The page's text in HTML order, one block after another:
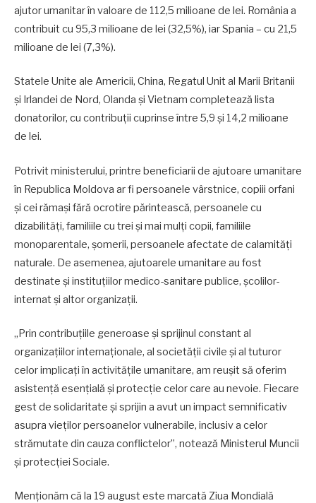
ajutor umanitar în valoare de 112,5 milioane de lei. România a
contribuit cu 95,3 milioane de lei (32,5%), iar Spania – cu 21,5
milioane de lei (7,3%).
Statele Unite ale Americii, China, Regatul Unit al Marii Britanii
și Irlandei de Nord, Olanda și Vietnam completează lista
donatorilor, cu contribuții cuprinse între 5,9 și 14,2 milioane
de lei.
Potrivit ministerului, printre beneficiarii de ajutoare umanitare
în Republica Moldova ar fi persoanele vârstnice, copiii orfani
și cei rămași fără ocrotire părintească, persoanele cu
dizabilități, familiile cu trei și mai mulți copii, familiile
monoparentale, șomerii, persoanele afectate de calamități
naturale. De asemenea, ajutoarele umanitare au fost
destinate și instituțiilor medico-sanitare publice, școlilor-
internat și altor organizații.
„Prin contribuțiile generoase și sprijinul constant al
organizațiilor internaționale, al societății civile și al tuturor
celor implicați în activitățile umanitare, am reușit să oferim
asistență esențială și protecție celor care au nevoie. Fiecare
gest de solidaritate și sprijin a avut un impact semnificativ
asupra vieților persoanelor vulnerabile, inclusiv a celor
strămutate din cauza conflictelor”, notează Ministerul Muncii
și protecției Sociale.
Menționăm că la 19 august este marcată Ziua Mondială